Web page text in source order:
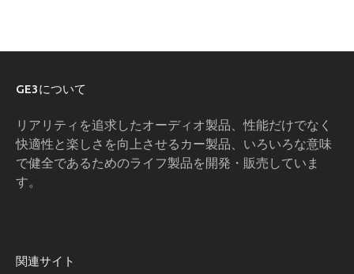
GE3について
リアリティを追求したオーディオ製品、性能だけでなく
快適性と楽しさを向上させるカー製品、いろいろな意味
で健全であるためのライフ製品を開発・販売していま
す。
関連サイト